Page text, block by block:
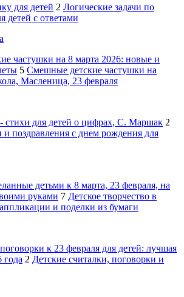
для детей 2 Логические задачи по
детей с ответами
частушки на 8 марта 2026: новые и
5 Смешные детские частушки на
Масленица, 23 февраля
стихи для детей о цифрах, С. Маршак 2
и поздравления с днем рождения для
детьми к 8 марта, 23 февраля, на
руками 7 Детское творчество в
и поделки из бумаги
к 23 февраля для детей: лучшая
года 2 Детские считалки, поговорки и